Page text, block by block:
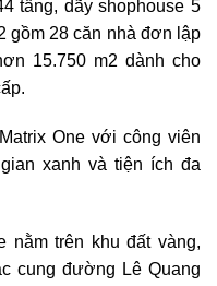
tầng, dãy shophouse 5
gồm 28 căn nhà đơn lập
15.750 m2 dành cho
One với công viên
xanh và tiện ích đa
nằm trên khu đất vàng,
cung đường Lê Quang